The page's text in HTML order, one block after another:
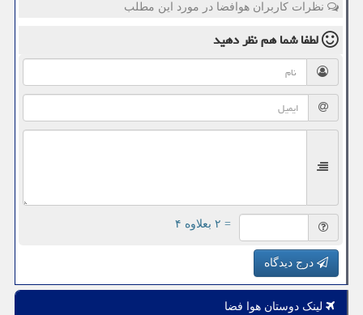
نظرات کاربران هوافضا در مورد این مطلب
لطفا شما همنظر دهید
= ۲ بعلاوه ۴
درج دیدگاه
لینک دوستان هوا فضا